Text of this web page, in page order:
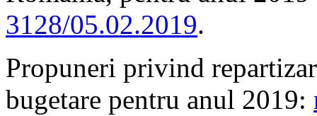
3128/05.02.2019.
Propuneri privind
bugetare pentru anul 2019: